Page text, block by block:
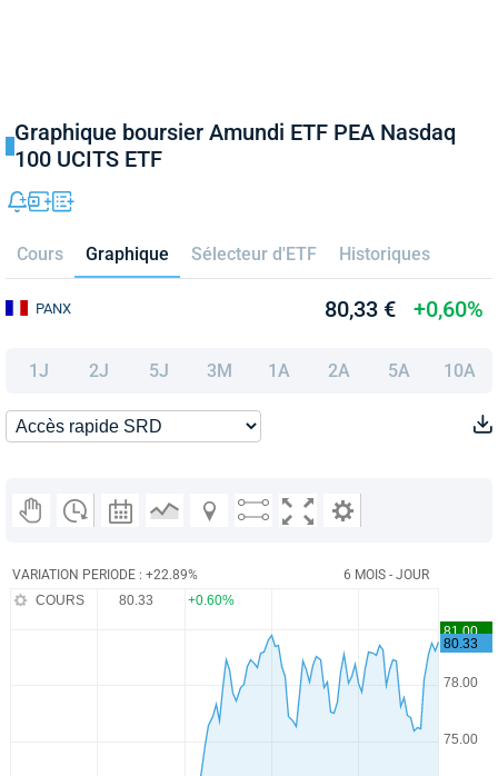
Graphique boursier Amundi ETF PEA Nasdaq
100 UCITS ETF
Cours Graphique Sélecteur d'ETF Historiques
PANX 80,33 € +0,60%
1J 2J 5J 3M 1A 2A 5A 10A
VARIATION PERIODE : +22.89% 6 MOIS - JOUR
COURS 80.33 +0.60%